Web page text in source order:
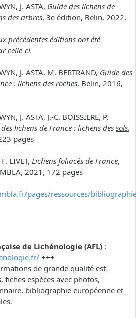
J. ASTA, Guide des lichens de
des arbres, 3e édition, Belin, 2022,
précédentes éditions ont été
celle-ci.
J. ASTA, M. BERTRAND, Guide des
: lichens des roches, Belin, 2016,
J. ASTA, J.-C. BOISSIERE, P.
lichens de France : lichens des sols,
pages
LIVET, Lichens foliacés de France,
2021, 172 pages
pages/ressources/
de Lichénologie (AFL) :
+++
de grande qualité est
fiches espèces avec photos,
bibliographie européenne et